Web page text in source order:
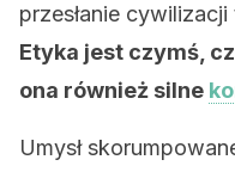
przesłanie
Etyka jest czymś,
ona również silne
Umysł